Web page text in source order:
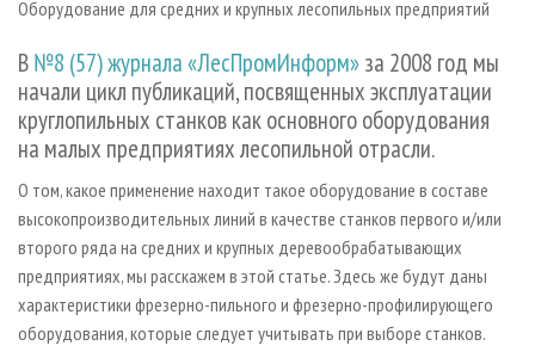
СУШКА ДРЕВЕСИНЫ
ПРОИЗВОДСТВО ДРЕВЕСНЫХ ПЛИТ
ДЕРЕВЯННОЕ ДОМОСТРОЕНИЕ
ПРОИЗВОДСТВО МЕБЕЛИ
ЦБП
ИНСТРУМЕНТ И МАТЕРИАЛЫ
ПЕРСОНЫ
МОБИЛЬНЫЕ ВЫСТАВКИ
ОФИЦИАЛЬНЫЕ ДЕЛЕГАЦИИ
ПРИОРИТЕТНЫЕ ИНВЕСТПРОЕКТЫ
ГАЗЕТА ЛЕСПРОМФОРУМ
БИБЛИОТЕКА СПЕЦИАЛИСТА
КОНТАКТЫ
РЕКЛАМА
РЕКЛАМА НА САЙТЕ
Оборудование для средних и крупных лесопильных предприятий
В№8 (57) журнала «ЛесПромИнформ»за 2008 год мы
начали цикл публикаций, посвященных эксплуатации
круглопильных станков как основного оборудования
на малых предприятиях лесопильной отрасли.
О том, какое применение находит такое оборудование в составе
высокопроизводительных линий в качестве станков первого и/или
второго ряда на средних и крупных деревообрабатывающих
предприятиях, мы расскажем в этой статье. Здесь же будут даны
характеристики фрезерно-пильного и фрезерно-профилирующего
оборудования, которые следует учитывать при выборе станков.